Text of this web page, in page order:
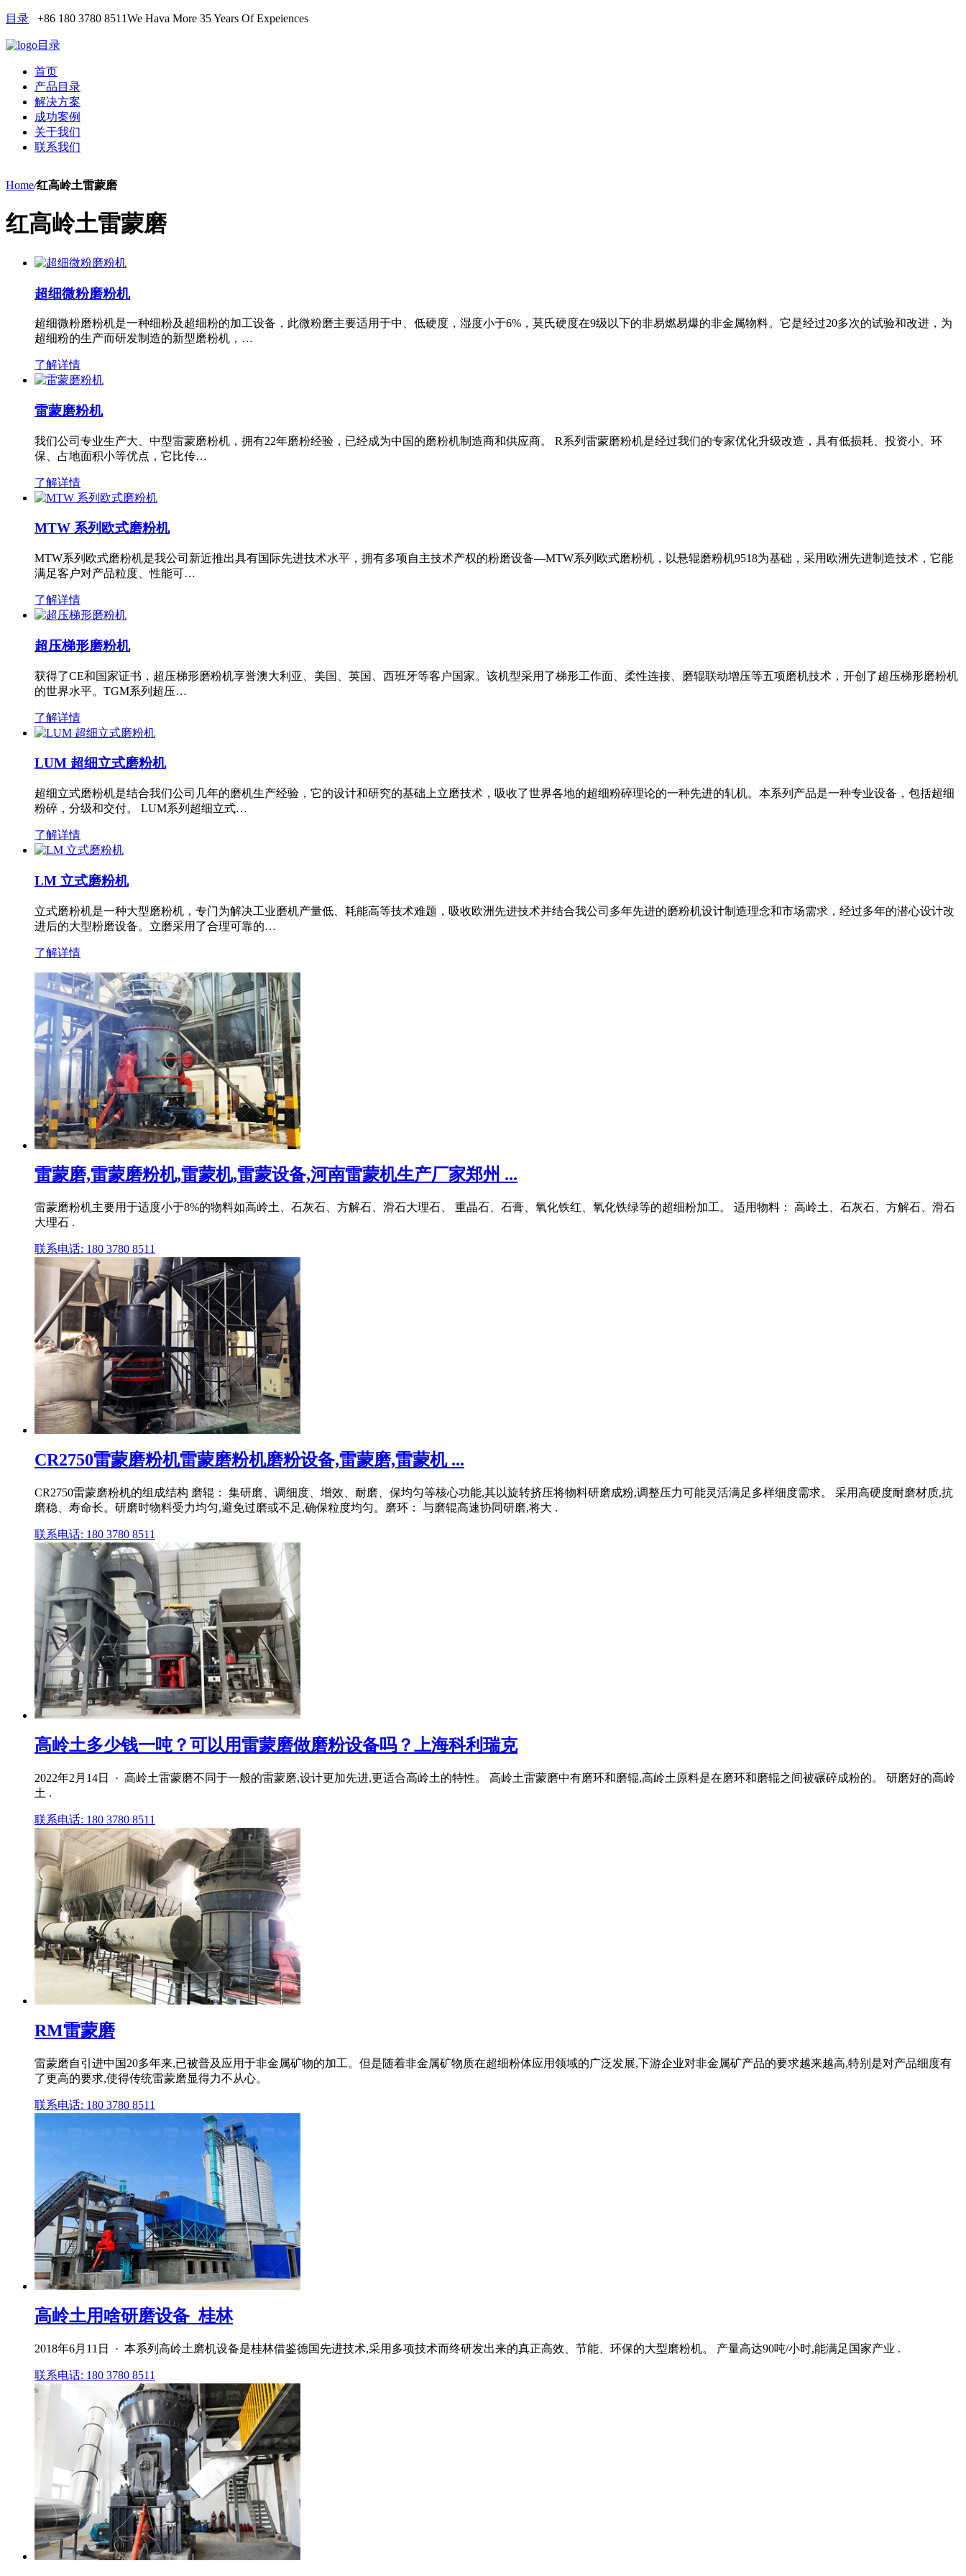
目录 +86 180 3780 8511We Hava More 35 Years Of Expeiences
目录
首页
产品目录
解决方案
成功案例
关于我们
联系我们
Home/红高岭土雷蒙磨
红高岭土雷蒙磨
超细微粉磨粉机
超细微粉磨粉机是一种细粉及超细粉的加工设备，此微粉磨主要适用于中、低硬度，湿度小于6%，莫氏硬度在9级以下的非易燃易爆的非金属物料。它是经过20多次的试验和改进，为
超细粉的生产而研发制造的新型磨粉机，…
了解详情
雷蒙磨粉机
我们公司专业生产大、中型雷蒙磨粉机，拥有22年磨粉经验，已经成为中国的磨粉机制造商和供应商。 R系列雷蒙磨粉机是经过我们的专家优化升级改造，具有低损耗、投资小、环
保、占地面积小等优点，它比传…
了解详情
MTW 系列欧式磨粉机
MTW系列欧式磨粉机是我公司新近推出具有国际先进技术水平，拥有多项自主技术产权的粉磨设备—MTW系列欧式磨粉机，以悬辊磨粉机9518为基础，采用欧洲先进制造技术，它能
满足客户对产品粒度、性能可…
了解详情
超压梯形磨粉机
获得了CE和国家证书，超压梯形磨粉机享誉澳大利亚、美国、英国、西班牙等客户国家。该机型采用了梯形工作面、柔性连接、磨辊联动增压等五项磨机技术，开创了超压梯形磨粉机
的世界水平。TGM系列超压…
了解详情
LUM 超细立式磨粉机
超细立式磨粉机是结合我们公司几年的磨机生产经验，它的设计和研究的基础上立磨技术，吸收了世界各地的超细粉碎理论的一种先进的轧机。本系列产品是一种专业设备，包括超细
粉碎，分级和交付。 LUM系列超细立式…
了解详情
LM 立式磨粉机
立式磨粉机是一种大型磨粉机，专门为解决工业磨机产量低、耗能高等技术难题，吸收欧洲先进技术并结合我公司多年先进的磨粉机设计制造理念和市场需求，经过多年的潜心设计改
进后的大型粉磨设备。立磨采用了合理可靠的…
了解详情
雷蒙磨,雷蒙磨粉机,雷蒙机,雷蒙设备,河南雷蒙机生产厂家郑州 ...
雷蒙磨粉机主要用于适度小于8%的物料如高岭土、石灰石、方解石、滑石大理石、 重晶石、石膏、氧化铁红、氧化铁绿等的超细粉加工。 适用物料： 高岭土、石灰石、方解石、滑石
大理石 .
联系电话: 180 3780 8511
CR2750雷蒙磨粉机雷蒙磨粉机磨粉设备,雷蒙磨,雷蒙机 ...
CR2750雷蒙磨粉机的组成结构 磨辊： 集研磨、调细度、增效、耐磨、保均匀等核心功能,其以旋转挤压将物料研磨成粉,调整压力可能灵活满足多样细度需求。 采用高硬度耐磨材质,抗
磨稳、寿命长。研磨时物料受力均匀,避免过磨或不足,确保粒度均匀。磨环： 与磨辊高速协同研磨,将大 .
联系电话: 180 3780 8511
高岭土多少钱一吨？可以用雷蒙磨做磨粉设备吗？上海科利瑞克
2022年2月14日 · 高岭土雷蒙磨不同于一般的雷蒙磨,设计更加先进,更适合高岭土的特性。 高岭土雷蒙磨中有磨环和磨辊,高岭土原料是在磨环和磨辊之间被碾碎成粉的。 研磨好的高岭
土 .
联系电话: 180 3780 8511
RM雷蒙磨
雷蒙磨自引进中国20多年来,已被普及应用于非金属矿物的加工。但是随着非金属矿物质在超细粉体应用领域的广泛发展,下游企业对非金属矿产品的要求越来越高,特别是对产品细度有
了更高的要求,使得传统雷蒙磨显得力不从心。
联系电话: 180 3780 8511
高岭土用啥研磨设备_桂林
2018年6月11日 · 本系列高岭土磨机设备是桂林借鉴德国先进技术,采用多项技术而终研发出来的真正高效、节能、环保的大型磨粉机。 产量高达90吨/小时,能满足国家产业 .
联系电话: 180 3780 8511